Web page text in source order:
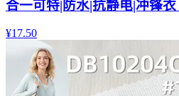
合一可特|防水|抗静电|冲锋
¥17.50